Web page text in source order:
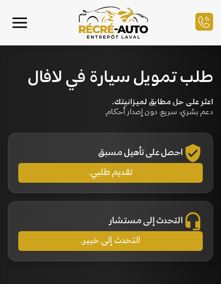
الرئيسية
بيع سيارتك
مركز الخدمة
العربية
طلب تمويل سيارة في لافال
اعثر على حل مطابق لميزانيتك.
دعم بشري، سريع، دون إصدار أحكام.
احصل على تأهيل مسبق
تقديم طلبي.
التحدث إلى مستشار
التحدث إلى خبير.